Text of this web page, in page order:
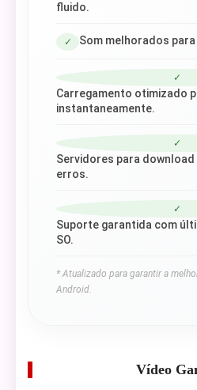
fluido.
✓ Som melhorados
✓
Carregamento otimizado
instantaneamente.
✓
Servidores para
erros.
✓
Suporte garantida com
SO.
* Atualizado para garantir a
Android.
Vídeo